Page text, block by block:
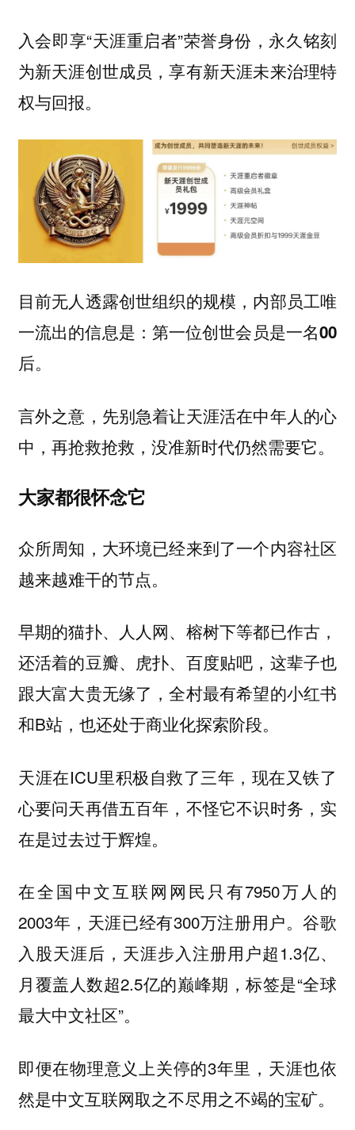
入会即享“天涯重启者”荣誉身份，永久铭刻
为新天涯创世成员，享有新天涯未来治理特
权与回报。
目前无人透露创世组织的规模，内部员工唯
一流出的信息是： 第一位创世会员是一名00
后。
言外之意，先别急着让天涯活在中年人的心
中，再抢救抢救，没准新时代仍然需要它。
大家都很怀念它
众所周知，大环境已经来到了一个内容社区
越来越难干的节点。
早期的猫扑、人人网、榕树下等都已作古，
还活着的豆瓣、虎扑、百度贴吧，这辈子也
跟大富大贵无缘了，全村最有希望的小红书
和B站，也还处于商业化探索阶段。
天涯在ICU里积极自救了三年，现在又铁了
心要问天再借五百年，不怪它不识时务，实
在是过去过于辉煌。
在全国中文互联网网民只有7950万人的
2003年，天涯已经有300万注册用户。谷歌
入股天涯后，天涯步入注册用户超1.3亿、
月覆盖人数超2.5亿的巅峰期，标签是“全球
最大中文社区”。
即便在物理意义上关停的3年里，天涯也依
然是中文互联网取之不尽用之不竭的宝矿。